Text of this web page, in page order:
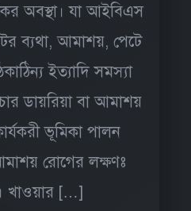
অবস্থা। যা আইবিএস
ব্যথা, আমাশয়, পেটে
ইত্যাদি সমস্যা
ডায়রিয়া বা আমাশয়
ভূমিকা পালন
রোগের লক্ষণঃ
খাওয়ার […]